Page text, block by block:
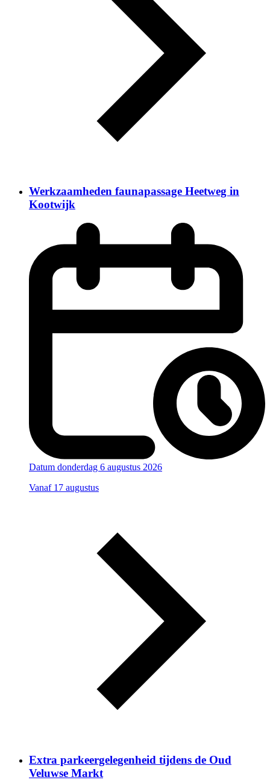
Werkzaamheden faunapassage Heetweg in
Kootwijk
Datum donderdag 6 augustus 2026
Vanaf 17 augustus
Extra parkeergelegenheid tijdens de Oud
Veluwse Markt